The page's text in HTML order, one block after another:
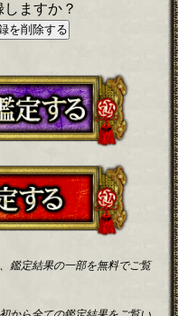
ますか？
鑑定結果の一部を無料でご覧